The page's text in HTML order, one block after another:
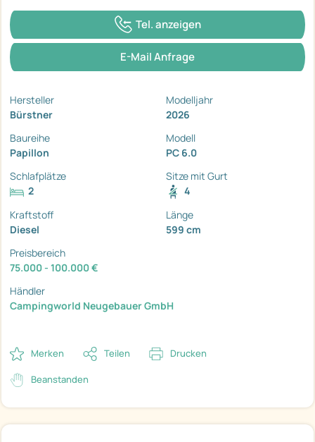
Tel. anzeigen
E-Mail Anfrage
Hersteller
Bürstner
Modelljahr
2026
Baureihe
Papillon
Modell
PC 6.0
Schlafplätze
2
Sitze mit Gurt
4
Kraftstoff
Diesel
Länge
599 cm
Preisbereich
75.000 - 100.000 €
Händler
Campingworld Neugebauer GmbH
Merken Teilen Drucken
Beanstanden